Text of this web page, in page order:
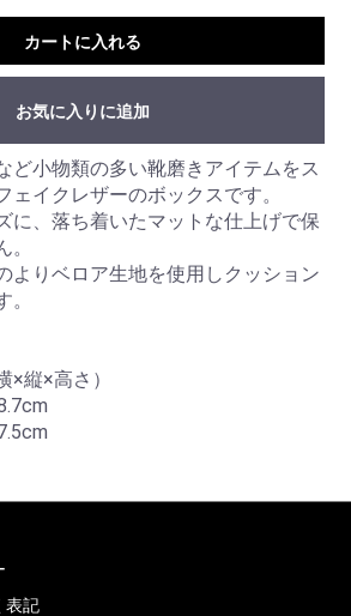
カートに入れる
お気に入りに追加
ど小物類の多い靴磨きアイテムをス
ェイクレザーのボックスです。
に、落ち着いたマットな仕上げで保
よりベロア生地を使用しクッション
×縦×高さ）
表記